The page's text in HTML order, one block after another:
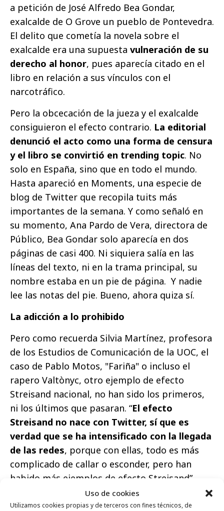
Uso de cookies
Utilizamos cookies propias y de terceros con fines técnicos, de
a petición de José Alfredo Bea Gondar,
exalcalde de O Grove un pueblo de Pontevedra.
El delito que cometía la novela sobre el
exalcalde era una supuesta vulneración de su
derecho al honor, pues aparecía citado en el
libro en relación a sus vínculos con el
narcotráfico.
Pero la obcecación de la jueza y el exalcalde
consiguieron el efecto contrario. La editorial
denunció el acto como una forma de censura
y el libro se convirtió en trending topic. No
solo en España, sino que en todo el mundo.
Hasta apareció en Moments, una especie de
blog de Twitter que recopila tuits más
importantes de la semana. Y como señaló en
su momento, Ana Pardo de Vera, directora de
Público, Bea Gondar solo aparecía en dos
páginas de casi 400. Ni siquiera salía en las
líneas del texto, ni en la trama principal, su
nombre estaba en un pie de página. Y nadie
lee las notas del pie. Bueno, ahora quiza sí.
La adicción a lo prohibido
Pero como recuerda Silvia Martínez, profesora
de los Estudios de Comunicación de la UOC, el
caso de Pablo Motos, "Fariña" o incluso el
rapero Valtònyc, otro ejemplo de efecto
Streisand nacional, no han sido los primeros,
ni los últimos que pasaran. “El efecto
Streisand no nace con Twitter, sí que es
verdad que se ha intensificado con la llegada
de las redes, porque con ellas, todo es más
complicado de callar o esconder, pero han
habido más ejemplos de efecto Streisand”,